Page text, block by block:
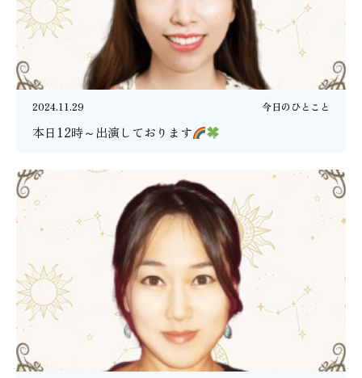
2024.11.29 今日のひとこと
本日12時～出演しております